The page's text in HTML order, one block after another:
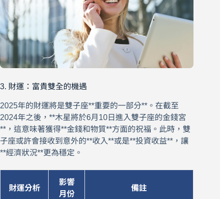
3. 財運：富貴雙全的機遇
2025年的財運將是雙子座**重要的一部分**。在截至
2024年之後，**木星將於6月10日進入雙子座的金錢宮
**，這意味著獲得**金錢和物質**方面的祝福。此時，雙
子座或許會接收到意外的**收入**或是**投資收益**，讓
**經濟狀況**更為穩定。
財運分析
影響
月份
備註